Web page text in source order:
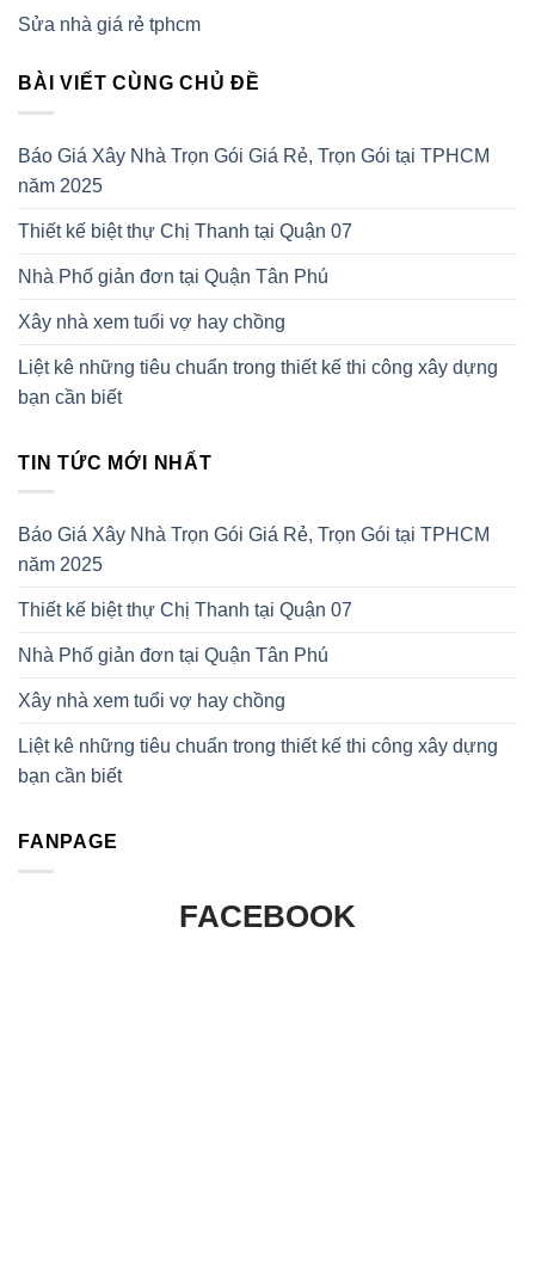
Sửa nhà giá rẻ tphcm
BÀI VIẾT CÙNG CHỦ ĐỀ
Báo Giá Xây Nhà Trọn Gói Giá Rẻ, Trọn Gói tại TPHCM
năm 2025
Thiết kế biệt thự Chị Thanh tại Quận 07
Nhà Phố giản đơn tại Quận Tân Phú
Xây nhà xem tuổi vợ hay chồng
Liệt kê những tiêu chuẩn trong thiết kế thi công xây dựng
bạn cần biết
TIN TỨC MỚI NHẤT
Báo Giá Xây Nhà Trọn Gói Giá Rẻ, Trọn Gói tại TPHCM
năm 2025
Thiết kế biệt thự Chị Thanh tại Quận 07
Nhà Phố giản đơn tại Quận Tân Phú
Xây nhà xem tuổi vợ hay chồng
Liệt kê những tiêu chuẩn trong thiết kế thi công xây dựng
bạn cần biết
FANPAGE
FACEBOOK